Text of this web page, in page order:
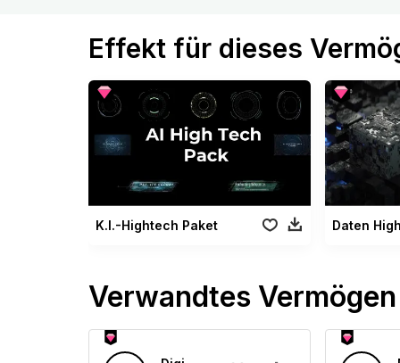
Effekt für dieses
K.I.-Hightech Paket Daten
Verwandtes Vermögen